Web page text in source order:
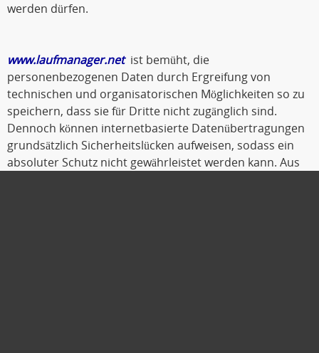
werden dürfen.
www.laufmanager.netist bemüht, die
personenbezogenen Daten durch Ergreifung von
technischen und organisatorischen Möglichkeiten so zu
speichern, dass sie für Dritte nicht zugänglich sind.
Dennoch können internetbasierte Datenübertragungen
grundsätzlich Sicherheitslücken aufweisen, sodass ein
absoluter Schutz nicht gewährleistet werden kann. Aus